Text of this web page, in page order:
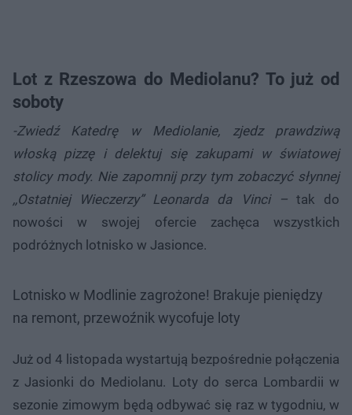
Lot z Rzeszowa do Mediolanu? To już od
soboty
-Zwiedź Katedrę w Mediolanie, zjedz prawdziwą
włoską pizzę i delektuj się zakupami w światowej
stolicy mody. Nie zapomnij przy tym zobaczyć słynnej
,,Ostatniej Wieczerzy” Leonarda da Vinci – tak do
nowości w swojej ofercie zachęca wszystkich
podróżnych lotnisko w Jasionce.
Lotnisko w Modlinie zagrożone! Brakuje pieniędzy
na remont, przewoźnik wycofuje loty
Już od 4 listopada wystartują bezpośrednie połączenia
z Jasionki do Mediolanu. Loty do serca Lombardii w
sezonie zimowym będą odbywać się raz w tygodniu, w